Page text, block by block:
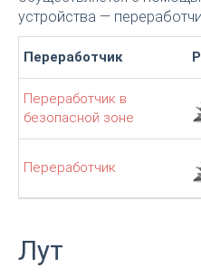
устройства —
Переработчик
Переработчик в
безопасной зоне
Переработчик
Лут